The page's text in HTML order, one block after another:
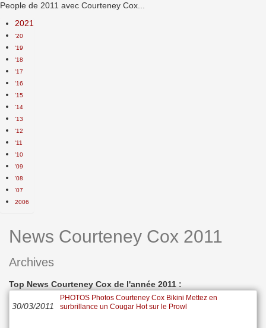
People de 2011 avec Courteney Cox...
2021
'20
'19
'18
'17
'16
'15
'14
'13
'12
'11
'10
'09
'08
'07
2006
News Courteney Cox 2011
Archives
Top News Courteney Cox de l'année 2011 :
30/03/2011
PHOTOS Photos Courteney Cox Bikini Mettez en
surbrillance un Cougar Hot sur le Prowl